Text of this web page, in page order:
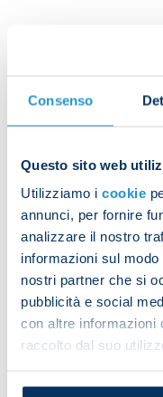
Consenso
Questo sito web
Utilizziamo i cookie
annunci, per fornire
analizzare il nostro
informazioni sul
nostri partner che si
pubblicità e social
con altre informazioni
raccolto dal suo
The first
for 18 September
FelixZwayer.
His assistant
Christian
Dietz ,
fourth official.
Assistant Referee
assistant VAR.
Manchester City vs